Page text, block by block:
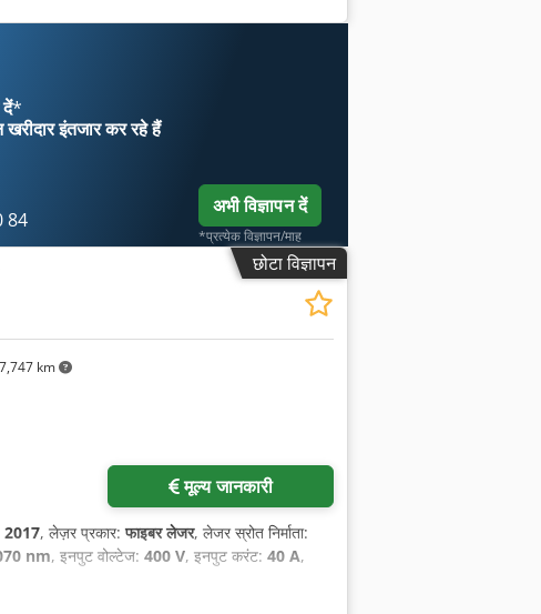
*
इंतजार कर रहे हैं
84
अभी विज्ञापन दें
*प्रत्येक विज्ञापन/माह
छोटा विज्ञापन
km
मूल्य जानकारी
2017, लेज़र प्रकार:फाइबर लेजर, लेजर स्रोत निर्माता:
nm, इनपुट वोल्टेज: 400 V, इनपुट करंट: 40 A,